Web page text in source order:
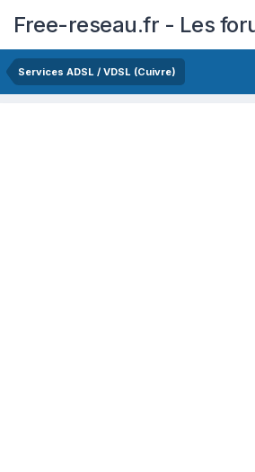
Free-reseau.fr - Les
Services ADSL / VDSL (Cuivre)